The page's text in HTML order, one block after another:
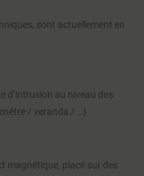
sont actuellement en
d’intrusion au niveau des
/ veranda / …)
magnétique, placé sur des